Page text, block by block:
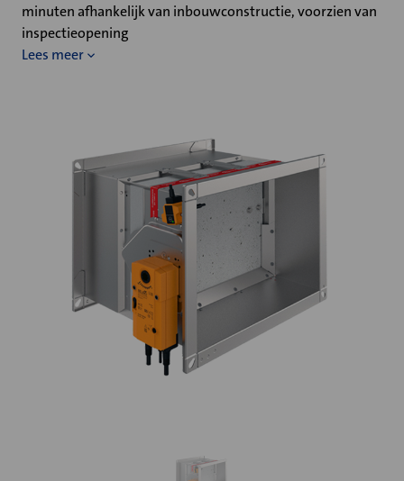
minuten afhankelijk van inbouwconstructie, voorzien van
inspectieopening
Lees meer